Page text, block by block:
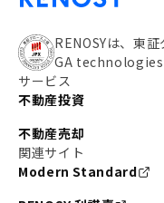
RENOSYは、東
GA technologies
サービス
不動産投資
不動産売却
関連サイト
Modern Standard